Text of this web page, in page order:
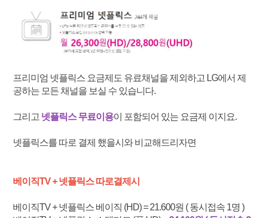
프리미엄 넷플릭스 요금제도 유료채널을 제외하고 LG에서 제
공하는 모든 채널을 보실 수 있습니다.
그리고 넷플릭스 무료이용이 포함되어 있는 요금제 이지요.
넷플릭스를 따로 결제 했을시와 비교해드리자면
베이직TV + 넷플릭스 따로결제시
베이직TV + 넷플릭스 베이직 (HD) = 21.600원 ( 동시접속 1명 )